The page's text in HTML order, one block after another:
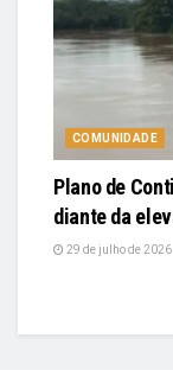
COMUNIDADE
Plano de
diante da
29 de julho de 2026